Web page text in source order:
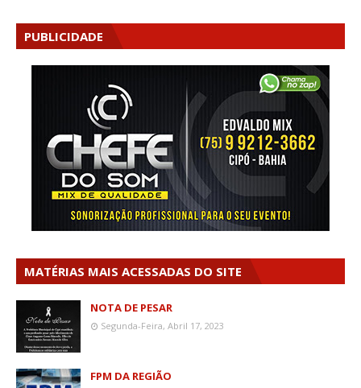
PUBLICIDADE
MATÉRIAS MAIS ACESSADAS DO SITE
NOTA DE PESAR
Segunda-Feira, Abril 17, 2023
FPM DA REGIÃO